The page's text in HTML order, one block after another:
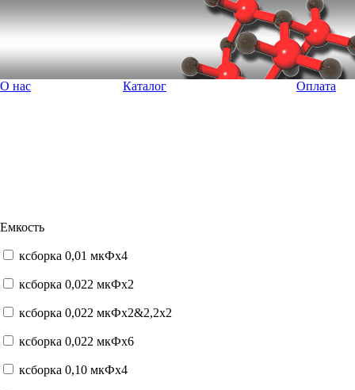
О нас Каталог Оплата
Емкость
ксборка 0,01 мкФx4
ксборка 0,022 мкФx2
ксборка 0,022 мкФx2&2,2x2
ксборка 0,022 мкФx6
ксборка 0,10 мкФx4